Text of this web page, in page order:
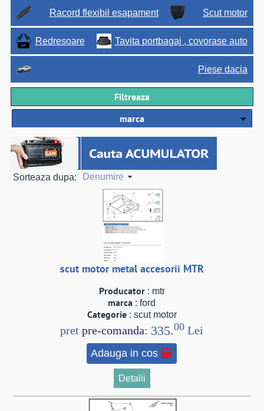
Racord flexibil esapament Scut motor
Redresoare Tavita portbagaj , covorase auto
Piese dacia
Filtreaza
marca
Sorteaza dupa: Denumire
scut motor metal accesorii MTR
Producator: mtr
marca : ford
Categorie: scut motor
pretpre-comanda: 335.00 Lei
Adauga in cos
Detalii